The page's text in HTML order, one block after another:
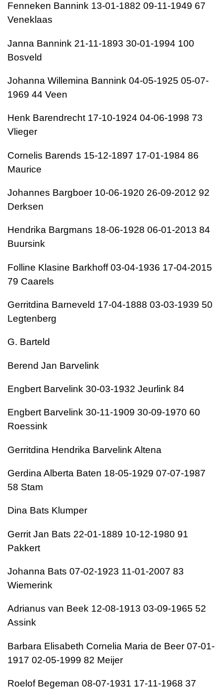
Fenneken Bannink 13-01-1882 09-11-1949 67
Veneklaas
Janna Bannink 21-11-1893 30-01-1994 100
Bosveld
Johanna Willemina Bannink 04-05-1925 05-07-
1969 44 Veen
Henk Barendrecht 17-10-1924 04-06-1998 73
Vlieger
Cornelis Barends 15-12-1897 17-01-1984 86
Maurice
Johannes Bargboer 10-06-1920 26-09-2012 92
Derksen
Hendrika Bargmans 18-06-1928 06-01-2013 84
Buursink
Folline Klasine Barkhoff 03-04-1936 17-04-2015
79 Caarels
Gerritdina Barneveld 17-04-1888 03-03-1939 50
Legtenberg
G. Barteld
Berend Jan Barvelink
Engbert Barvelink 30-03-1932 Jeurlink 84
Engbert Barvelink 30-11-1909 30-09-1970 60
Roessink
Gerritdina Hendrika Barvelink Altena
Gerdina Alberta Baten 18-05-1929 07-07-1987
58 Stam
Dina Bats Klumper
Gerrit Jan Bats 22-01-1889 10-12-1980 91
Pakkert
Johanna Bats 07-02-1923 11-01-2007 83
Wiemerink
Adrianus van Beek 12-08-1913 03-09-1965 52
Assink
Barbara Elisabeth Cornelia Maria de Beer 07-01-
1917 02-05-1999 82 Meijer
Roelof Begeman 08-07-1931 17-11-1968 37